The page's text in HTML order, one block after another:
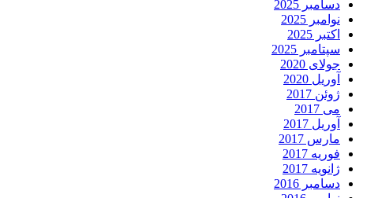
دسامبر 2025
نوامبر 2025
اکتبر 2025
سپتامبر 2025
جولای 2020
آوریل 2020
ژوئن 2017
می 2017
آوریل 2017
مارس 2017
فوریه 2017
ژانویه 2017
دسامبر 2016